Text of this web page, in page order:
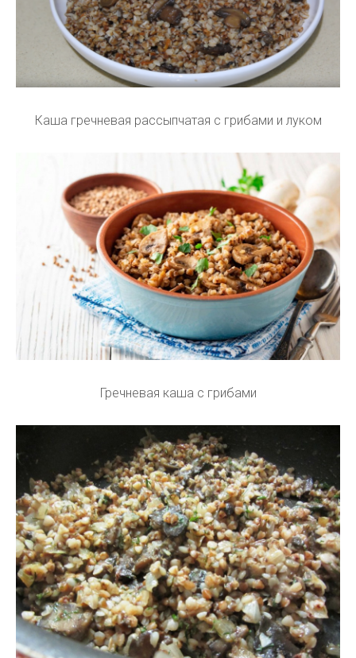
Каша гречневая рассыпчатая с грибами и луком
Гречневая каша с грибами